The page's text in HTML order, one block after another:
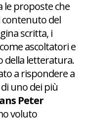
le proposte che
contenuto del
scritta, i
ascoltatori e
della letteratura.
a rispondere a
uno dei più
Peter
voluto